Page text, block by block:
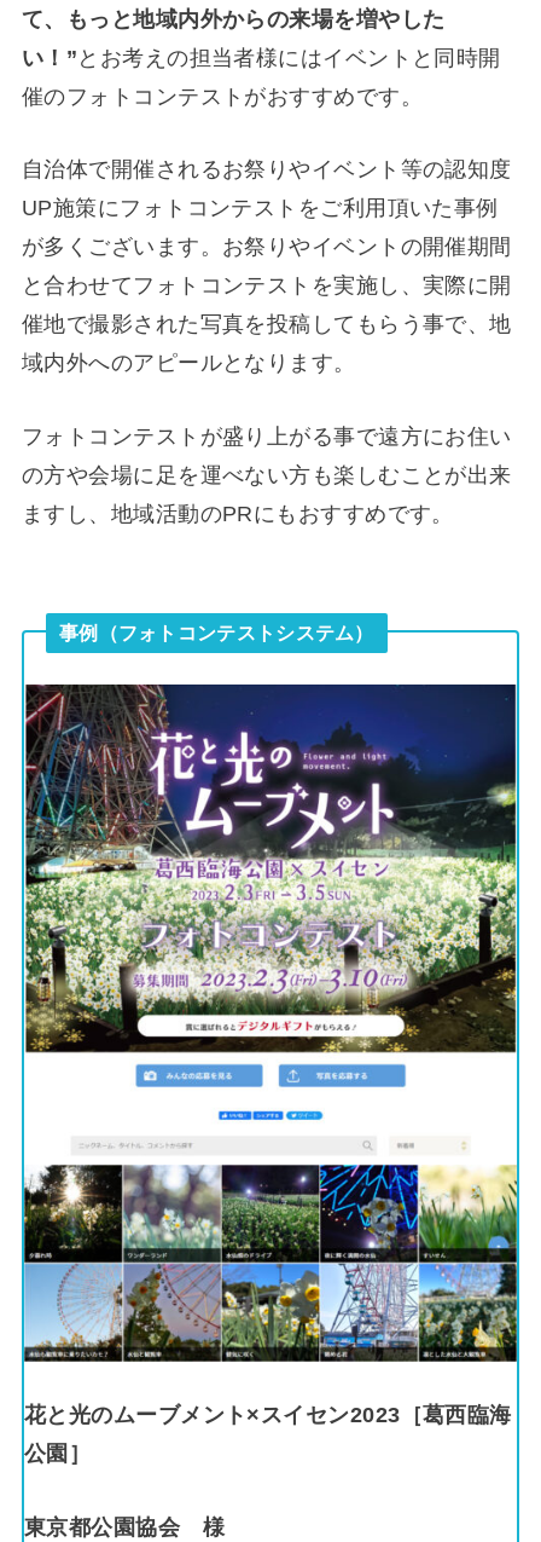
て、もっと地域内外からの来場を増やした
い！” とお考えの担当者様にはイベントと同時開
催のフォトコンテストがおすすめです。
自治体で開催されるお祭りやイベント等の認知度
UP施策にフォトコンテストをご利用頂いた事例
が多くございます。お祭りやイベントの開催期間
と合わせてフォトコンテストを実施し、実際に開
催地で撮影された写真を投稿してもらう事で、地
域内外へのアピールとなります。
フォトコンテストが盛り上がる事で遠方にお住い
の方や会場に足を運べない方も楽しむことが出来
ますし、地域活動のPRにもおすすめです。
事例（フォトコンテストシステム）
花と光のムーブメント×スイセン2023［葛西臨海
公園］
東京都公園協会 様